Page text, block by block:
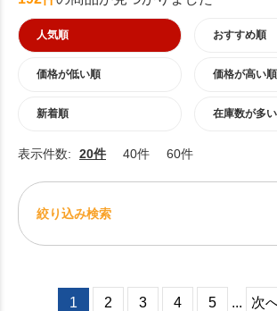
人気順 おすすめ順
価格が低い順 価格が高い順
新着順 在庫数が多
表示件数: 20件 40件 60件
絞り込み検索
1 2 3 4 5 ... 次